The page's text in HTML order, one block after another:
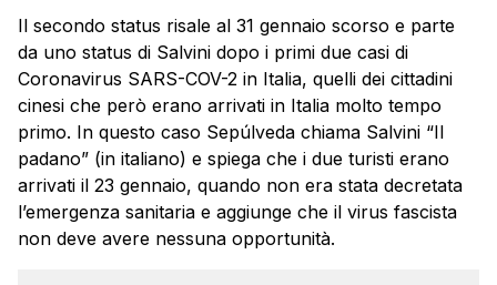
Il secondo status risale al 31 gennaio scorso e parte
da uno status di Salvini dopo i primi due casi di
Coronavirus SARS-COV-2 in Italia, quelli dei cittadini
cinesi che però erano arrivati in Italia molto tempo
primo. In questo caso Sepúlveda chiama Salvini “Il
padano” (in italiano) e spiega che i due turisti erano
arrivati il 23 gennaio, quando non era stata decretata
l’emergenza sanitaria e aggiunge che il virus fascista
non deve avere nessuna opportunità.